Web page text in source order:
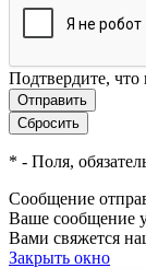
Подтвердите, что
* - Поля,
Сообщение
Ваше сообщение
Вами свяжется
Закрыть окно